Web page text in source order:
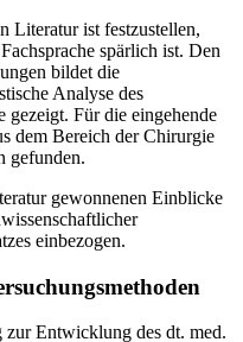
Literatur ist festzustellen,
spärlich ist. Den
bildet die
Analyse des
gezeigt. Für die eingehende
dem Bereich der Chirurgie
gewonnenen Einblicke